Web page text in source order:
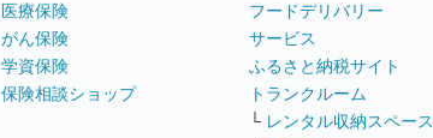
医療保険
がん保険
学資保険
保険相談ショップ
フードデリバリー
サービス
ふるさと納税サイト
トランクルーム
└ レンタル収納スペース